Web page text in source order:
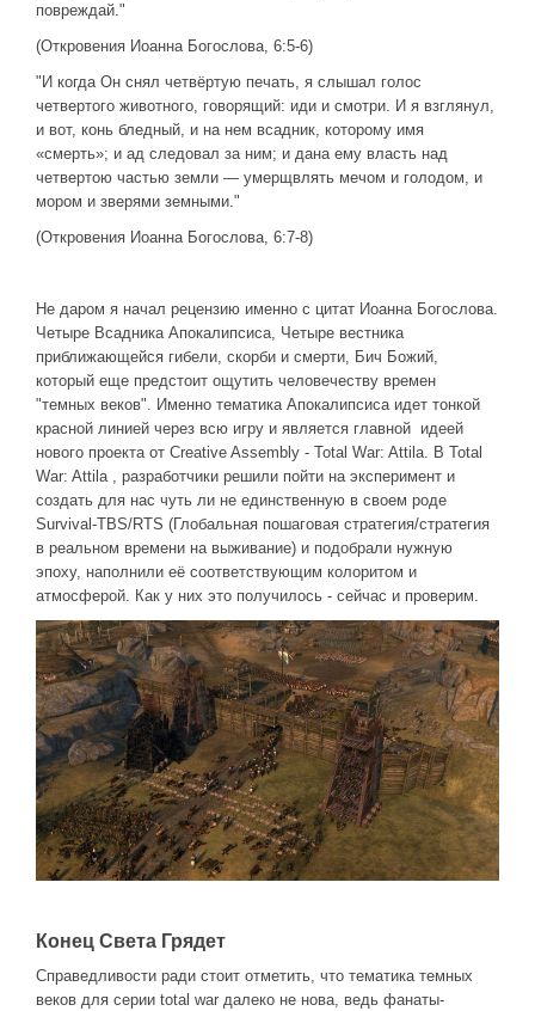
повреждай."
(Откровения Иоанна Богослова, 6:5-6)
"И когда Он снял четвёртую печать, я слышал голос
четвертого животного, говорящий: иди и смотри. И я взглянул,
и вот, конь бледный, и на нем всадник, которому имя
«смерть»; и ад следовал за ним; и дана ему власть над
четвертою частью земли — умерщвлять мечом и голодом, и
мором и зверями земными."
(Откровения Иоанна Богослова, 6:7-8)
Не даром я начал рецензию именно с цитат Иоанна Богослова.
Четыре Всадника Апокалипсиса, Четыре вестника
приближающейся гибели, скорби и смерти, Бич Божий,
который еще предстоит ощутить человечеству времен
"темных веков". Именно тематика Апокалипсиса идет тонкой
красной линией через всю игру и является главной идеей
нового проекта от Creative Assembly - Total War: Attila. В Total
War: Attila , разработчики решили пойти на эксперимент и
создать для нас чуть ли не единственную в своем роде
Survival-TBS/RTS (Глобальная пошаговая стратегия/стратегия
в реальном времени на выживание) и подобрали нужную
эпоху, наполнили её соответствующим колоритом и
атмосферой. Как у них это получилось - сейчас и проверим.
Конец Света Грядет
Справедливости ради стоит отметить, что тематика темных
веков для серии total war далеко не нова, ведь фанаты-